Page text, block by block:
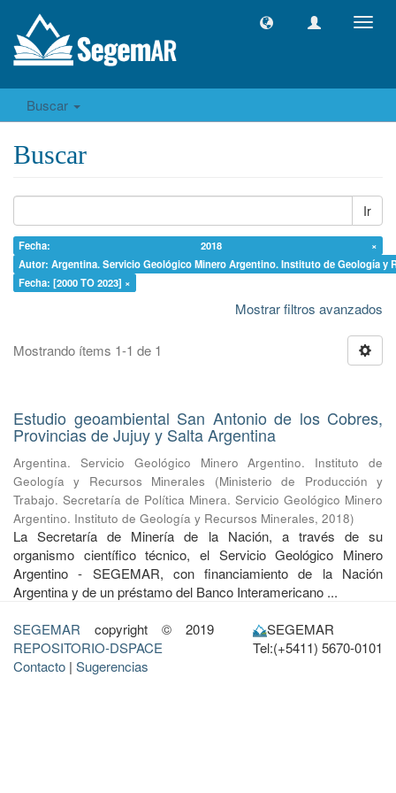
Buscar
Buscar
Ir
Fecha: 2018 ×
Autor: Argentina. Servicio Geológico Minero Argentino. Instituto de Geología y
Fecha: [2000 TO 2023] ×
Mostrar filtros avanzados
Mostrando ítems 1-1 de 1
Estudio geoambiental San Antonio de los Cobres,
Provincias de Jujuy y Salta Argentina
Argentina. Servicio Geológico Minero Argentino. Instituto de
Geología y Recursos Minerales
(Ministerio de Producción y
Trabajo. Secretaría de Política Minera. Servicio Geológico Minero
Argentino. Instituto de Geología y Recursos Minerales, 2018)
La Secretaría de Minería de la Nación, a través de su
organismo científico técnico, el Servicio Geológico Minero
Argentino - SEGEMAR, con financiamiento de la Nación
Argentina y de un préstamo del Banco Interamericano ...
SEGEMAR copyright © 2019
REPOSITORIO-DSPACE
Contacto | Sugerencias
SEGEMAR
Tel:(+5411) 5670-0101